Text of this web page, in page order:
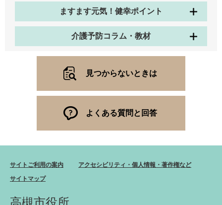
ますます元気！健幸ポイント
介護予防コラム・教材
見つからないときは
よくある質問と回答
サイトご利用の案内
アクセシビリティ・個人情報・著作権など
サイトマップ
高槻市役所